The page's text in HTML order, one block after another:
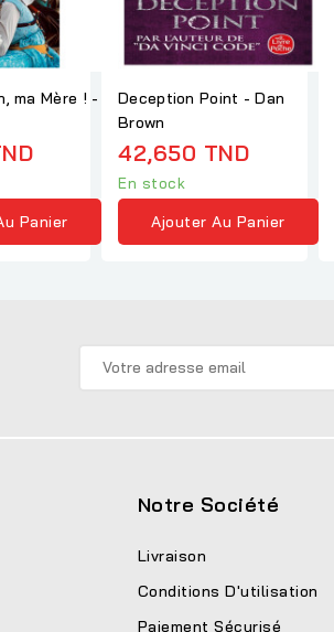
ma Mère ! -
Panier
Deception Point - Dan
Brown
42,650 TND
En stock
Ajouter Au Panier
Notre Société
Livraison
Conditions D'utilisation
Paiement Sécurisé